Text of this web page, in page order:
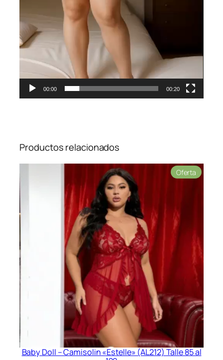
00:00 00:20
Productos relacionados
Oferta
en
Baby Doll – Camisolin «Estelle» (AL212) Talle 85 al